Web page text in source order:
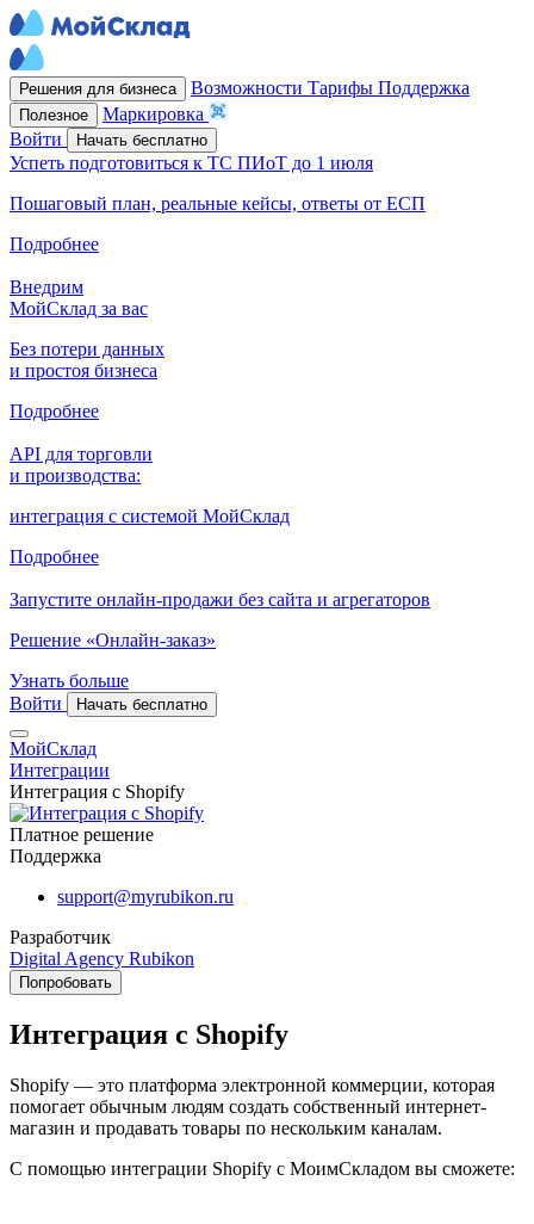
Решения для бизнеса Возможности Тарифы Поддержка
Полезное
Маркировка
Войти
Начать бесплатно
Успеть подготовиться к ТС ПИоТ до 1 июля
Пошаговый план, реальные кейсы, ответы от ЕСП
Подробнее
Внедрим
МойСклад за вас
Без потери данных
и простоя бизнеса
Подробнее
API для торговли
и производства:
интеграция с системой МойСклад
Подробнее
Запустите онлайн-продажи без сайта и агрегаторов
Решение «Онлайн-заказ»
Узнать больше
Войти
Начать бесплатно
МойСклад
Интеграции
Интеграция с Shopify
Платное решение
Поддержка
support@myrubikon.ru
Разработчик
Digital Agency Rubikon
Попробовать
Интеграция с Shopify
Shopify — это платформа электронной коммерции, которая
помогает обычным людям создать собственный интернет-
магазин и продавать товары по нескольким каналам.
С помощью интеграции Shopify с МоимСкладом вы сможете: